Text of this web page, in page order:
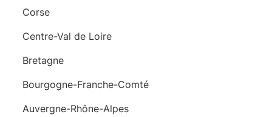
Corse
Centre-Val de Loire
Bretagne
Bourgogne-Franche-Comté
Auvergne-Rhône-Alpes